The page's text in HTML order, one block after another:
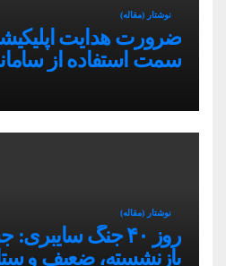
نوشتار (مقاله)
ضرورت هدایت
سمت استفاده از
نوشتار (مقاله)
روز ۴۰ جنگ
بازنشسته، ضعیف و